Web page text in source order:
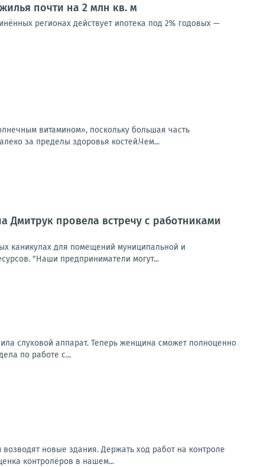
почти на 2 млн кв. м
регионах действует ипотека под 2% годовых —
витамином», поскольку большая часть
за пределы здоровья костей.Чем...
Дмитрук провела встречу с работниками
каникулах для помещений муниципальной и
"Наши предприниматели могут...
слуховой аппарат. Теперь женщина сможет полноценно
по работе с...
новые здания. Держать ход работ на контроле
контролёров в нашем...